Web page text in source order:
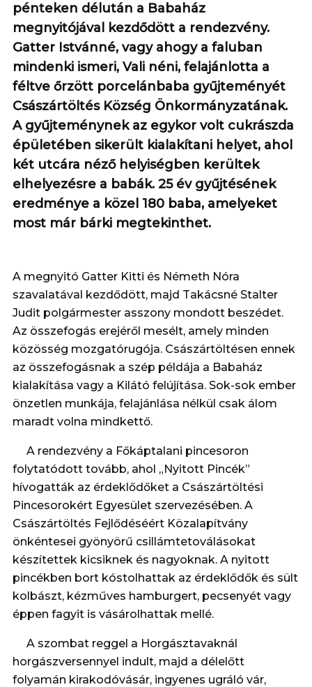
pénteken délután a Babaház
megnyitójával kezdődött a rendezvény.
Gatter Istvánné, vagy ahogy a faluban
mindenki ismeri, Vali néni, felajánlotta a
féltve őrzött porcelánbaba gyűjteményét
Császártöltés Község Önkormányzatának.
A gyűjteménynek az egykor volt cukrászda
épületében sikerült kialakítani helyet, ahol
két utcára néző helyiségben kerültek
elhelyezésre a babák. 25 év gyűjtésének
eredménye a közel 180 baba, amelyeket
most már bárki megtekinthet.
A megnyitó Gatter Kitti és Németh Nóra
szavalatával kezdődött, majd Takácsné Stalter
Judit polgármester asszony mondott beszédet.
Az összefogás erejéről mesélt, amely minden
közösség mozgatórugója. Császártöltésen ennek
az összefogásnak a szép példája a Babaház
kialakítása vagy a Kilátó felújítása. Sok-sok ember
önzetlen munkája, felajánlása nélkül csak álom
maradt volna mindkettő.
A rendezvény a Főkáptalani pincesoron
folytatódott tovább, ahol „Nyitott Pincék”
hívogatták az érdeklődőket a Császártöltési
Pincesorokért Egyesület szervezésében. A
Császártöltés Fejlődéséért Közalapítvány
önkéntesei gyönyörű csillámtetoválásokat
készítettek kicsiknek és nagyoknak. A nyitott
pincékben bort kóstolhattak az érdeklődők és sült
kolbászt, kézműves hamburgert, pecsenyét vagy
éppen fagyit is vásárolhattak mellé.
A szombat reggel a Horgásztavaknál
horgászversennyel indult, majd a délelőtt
folyamán kirakodóvásár, ingyenes ugráló vár,